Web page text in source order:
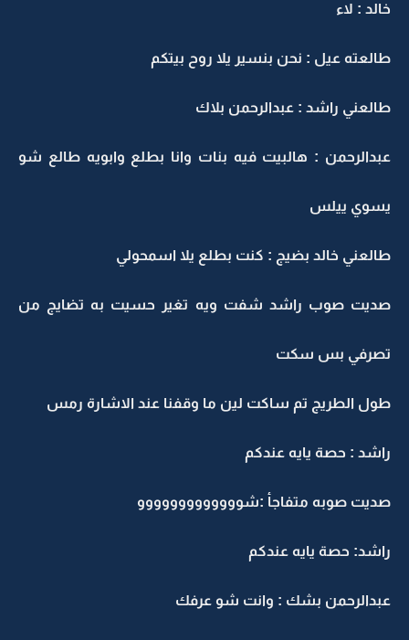
خالد : لاء
طالعته عيل : نحن بنسير يلا روح بيتكم
طالعني راشد : عبدالرحمن بلاك
عبدالرحمن : هالبيت فيه بنات وانا بطلع وابويه طالع شو
يسوي ييلس
طالعني خالد بضيج : كنت بطلع يلا اسمحولي
صديت صوب راشد شفت ويه تغير حسيت به تضايج من
تصرفي بس سكت
طول الطريج تم ساكت لين ما وقفنا عند الاشارة رمس
راشد : حصة يايه عندكم
صديت صوبه متفاجأ :شووووووووووووو
راشد: حصة يايه عندكم
عبدالرحمن بشك : وانت شو عرفك